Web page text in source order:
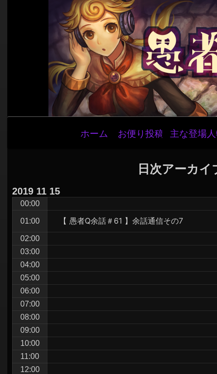
ゲ
ホーム お便り投稿 主な登場
日次アーカイ
2019 11 15
00:00
01:00 【 愚者Q余話＃61 】余話通信その7
02:00
03:00
04:00
05:00
06:00
07:00
08:00
09:00
10:00
11:00
12:00